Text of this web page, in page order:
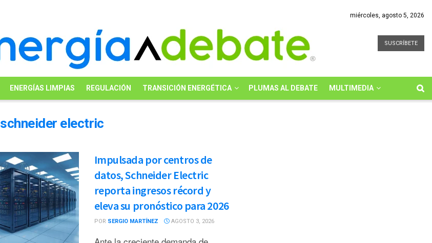
miércoles, agosto 5, 2026
SUSCRÍBETE
ENERGÍAS LIMPIAS REGULACIÓN TRANSICIÓN ENERGÉTICA PLUMAS AL DEBATE MULTIMEDIA
schneider electric
Impulsada por centros de
datos, Schneider Electric
reporta ingresos récord y
eleva su pronóstico para 2026
POR SERGIO MARTÍNEZ AGOSTO 3, 2026